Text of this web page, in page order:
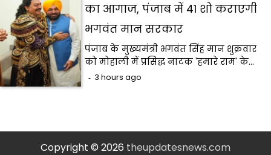
का आगाज, पंजाब में 41 शो कराएगी
भगवंत मान सरकार
पंजाब के मुख्यमंत्री भगवंत सिंह मान शुक्रवार
को मोहाली में प्रसिद्ध नाटक 'हमारे राम' के…
3 hours ago
Copyright © 2026 theupdatesnews.com